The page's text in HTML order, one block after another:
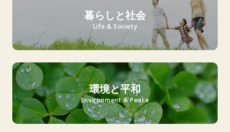
暮らしと社会
Life & Society
環境と平和
Environment & Peace